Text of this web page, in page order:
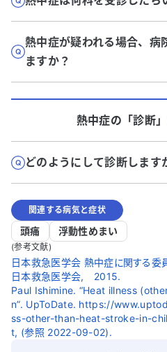
熱中症が疑われる場合、病
ますか？
熱中症の「診断
どのようにして診断します
関連する病気と症状
頭痛 浮動性めまい
(参考文献)
日本救急医学会 熱中症に関する委
日本救急医学会, 2015.
Paul Ishimine. “Heat illness
n”. UpToDate. https://
ss-other-than-heat-stroke-in-
t, (参照 2022-09-02).